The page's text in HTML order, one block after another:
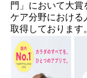
門」において大賞
ケア分野における
取得しております。